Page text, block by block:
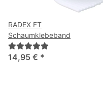
RADEX FT
Schaumklebeband
14,95 € *